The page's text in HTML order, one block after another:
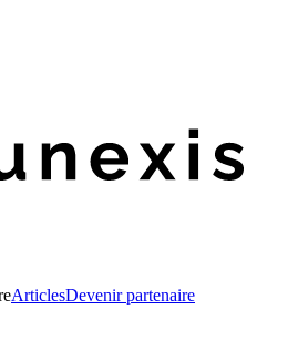
ArticlesDevenir partenaire